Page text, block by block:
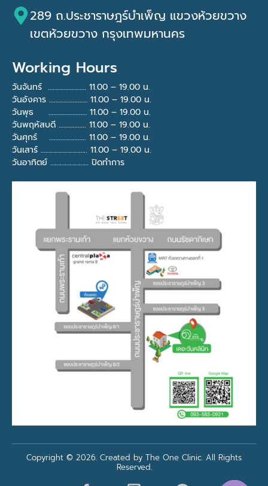
289 ถ.ประชาราษฎร์บำเพ็ญ แขวงห้วยขวาง
เขตห้วยขวาง กรุงเทพมหานคร
Working Hours
วันจันทร์ …………………… 11.00 – 19.00 น.
วันอังคาร …………………… 11.00 – 19.00 น.
วันพุธ …………………… 11.00 – 19.00 น.
วันพฤหัสบดี …………….. 11.00 – 19.00 น.
วันศุกร์ ………………….. 11.00 – 19.00 น.
วันเสาร์ ……………………….. 11.00 – 19.00 น.
วันอาทิตย์ …………………… ปิดทำการ
Copyright © 2026. Created by The One Clinic. All Rights
Reserved.